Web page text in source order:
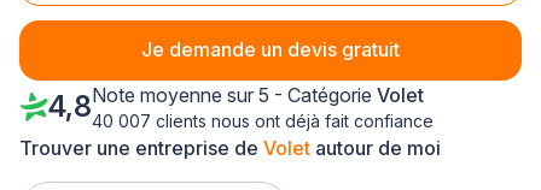
Je demande un devis gratuit
Trouver une entreprise de Volet autour de moi
4,8Note moyenne sur 5 - Catégorie Volet
40 007 clients nous ont déjà fait confiance